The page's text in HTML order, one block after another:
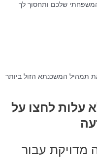
שלכם ותחסוך לך
תמהיל המשכנתא הזול ביותר
עלות לחצו על
מדויקת עבור